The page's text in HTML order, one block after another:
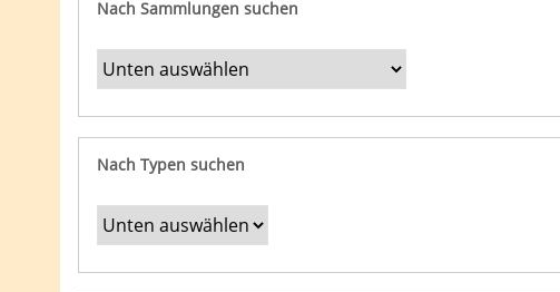
Nach Sammlungen suchen
Nach Typen suchen